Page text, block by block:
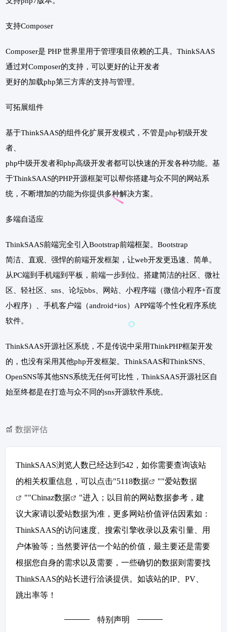
支持Composer
Composer是 PHP 世界里用于管理项目依赖的工具。ThinkSAAS
通过对Composer的支持，可以更好的让开发者
更好的加载php第三方库的支持与管理。
可拓展组件
基于ThinkSAAS的组件化扩展开发模式，不管是php初级开发
者、
php中级开发者和php高级开发者都可以快速的开发各种功能。基
于ThinkSAAS的PHP开源框架可以帮你搭建与众不同的网站系
统，不断增加的功能为你提供多种解决方案。
多端自适应
ThinkSAAS前端完全引入Bootstrap前端框架。Bootstrap
简洁、直观、强悍的前端开发框架，让web开发更迅速、简单。
从PC端到手机端到平板，前端一步到位。搭建简洁的社区、微社
区、轻社区、sns、论坛bbs、网站、小程序端（微信小程序+百度
小程序）、手机客户端（android+ios）APP端等个性化程序系统
软件。
ThinkSAAS开源社区系统，不是传说中采用ThinkPHP框架开发
的，也没有采用其他php开发框架。ThinkSAAS和ThinkSNS、
OpenSNS等其他SNS系统无任何可比性，ThinkSAAS开源社区自
始至终都是在打造与众不同的sns开源软件系统。
数据评估
ThinkSAAS浏览人数已经达到542，如你需要查询该站
的相关权重信息，可以点击"5118数据 ""爱站数据
""Chinaz数据
"进入；以目前的网站数据参考，建
议大家请以爱站数据为准，更多网站价值评估因素如：
ThinkSAAS的访问速度、搜索引擎收录以及索引量、用
户体验等；当然要评估一个站的价值，最主要还是需要
根据您自身的需求以及需要，一些确切的数据则需要找
ThinkSAAS的站长进行洽谈提供。如该站的IP、PV、
跳出率等！
特别声明